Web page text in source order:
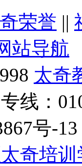
荣誉 ||
站导航
太奇
线：
号-13
奇培训